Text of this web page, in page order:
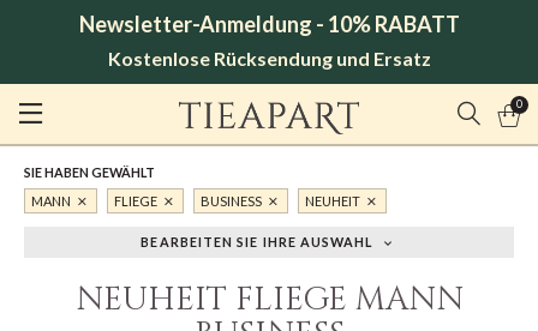
Newsletter-Anmeldung - 10% RABATT
Kostenlose Rücksendung und Ersatz
0
SIE HABEN GEWÄHLT
MANN
FLIEGE BUSINESS NEUHEIT
BEARBEITEN SIE IHRE AUSWAHL
NEUHEIT FLIEGE MANN